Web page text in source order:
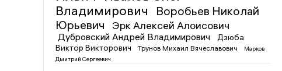
Владимирович
Воробьев Николай
Юрьевич
Эрк Алексей Алоисович
Дубровский Андрей Владимирович
Дзюба
Виктор Викторович
Трунов Михаил Вячеславович
Марков
Дмитрий Сергеевич